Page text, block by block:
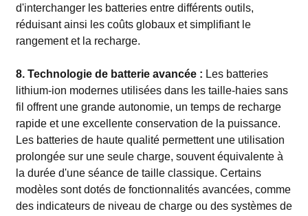
d'interchanger les batteries entre différents outils,
réduisant ainsi les coûts globaux et simplifiant le
rangement et la recharge.
8. Technologie de batterie avancée : Les batteries
lithium-ion modernes utilisées dans les taille-haies sans
fil offrent une grande autonomie, un temps de recharge
rapide et une excellente conservation de la puissance.
Les batteries de haute qualité permettent une utilisation
prolongée sur une seule charge, souvent équivalente à
la durée d'une séance de taille classique. Certains
modèles sont dotés de fonctionnalités avancées, comme
des indicateurs de niveau de charge ou des systèmes de